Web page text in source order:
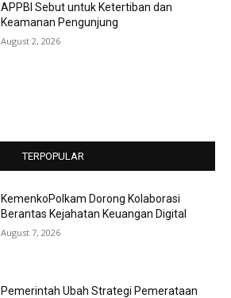
APPBI Sebut untuk Ketertiban dan
Keamanan Pengunjung
August 2, 2026
TERPOPULAR
KemenkoPolkam Dorong Kolaborasi
Berantas Kejahatan Keuangan Digital
August 7, 2026
Pemerintah Ubah Strategi Pemerataan